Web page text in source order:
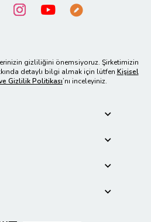
gizliliğini önemsiyoruz. Şirketimizin
detaylı bilgi almak için lütfen Kişisel
Gizlilik Politikası’nı inceleyiniz.